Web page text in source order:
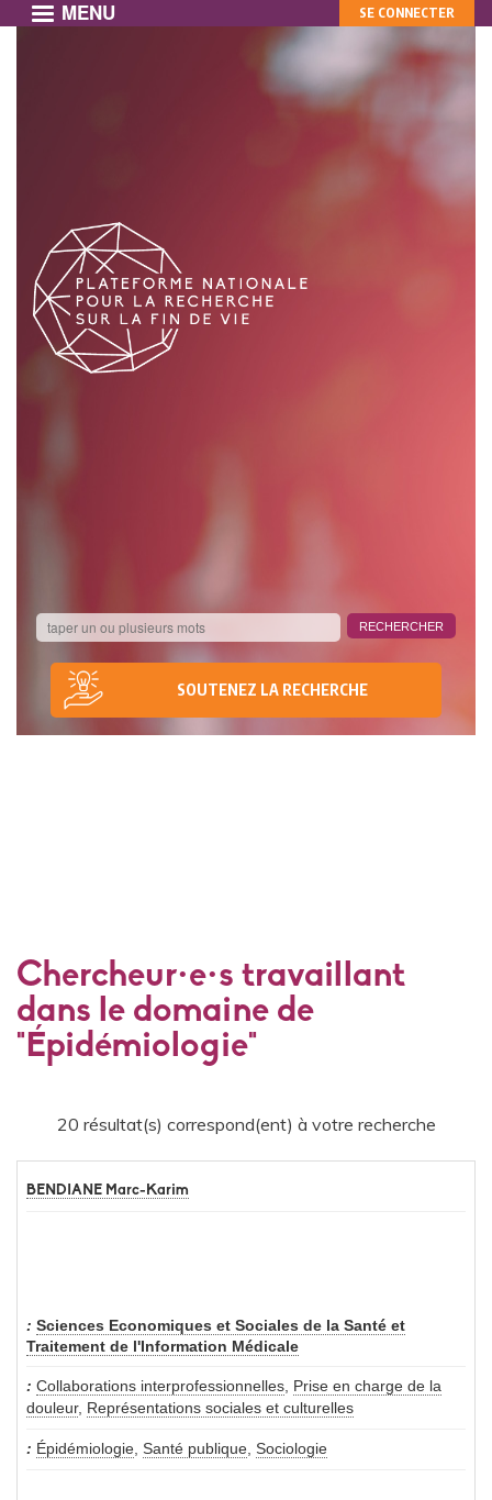
principal
MENU
SOUTENEZ LA RECHERCHE
MON
COMPTE
SE CONNECTER
Chercheur·e·s travaillant
dans le domaine de
"Épidémiologie"
20 résultat(s) correspond(ent) à votre recherche
BENDIANE Marc-Karim
Sciences Economiques et Sociales de la Santé et
Traitement de l'Information Médicale
Collaborations interprofessionnelles, Prise en charge de la
douleur, Représentations sociales et culturelles
Épidémiologie, Santé publique, Sociologie